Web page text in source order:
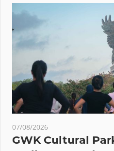
07/08/2026
GWK Cultural